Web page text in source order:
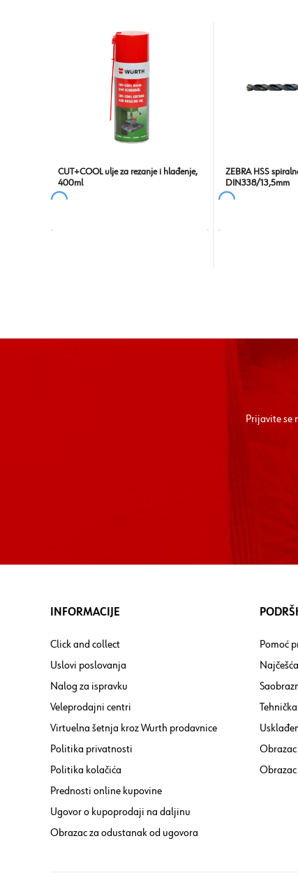
CUT+COOL ulje za rezanje i hlađenje,
400ml
ZEBRA HSS
DIN338/13,5mm
Prijavite se
INFORMACIJE
Click and collect
Uslovi poslovanja
Nalog za ispravku
Veleprodajni centri
Virtuelna šetnja kroz Wurth prodavnice
Politika privatnosti
Politika kolačića
Prednosti online kupovine
Ugovor o kupoprodaji na daljinu
Obrazac za odustanak od ugovora
Pomoć
Obrazac